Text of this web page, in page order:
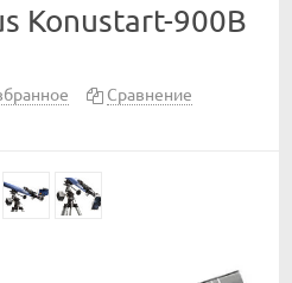
Konustart-900B
Сравнение